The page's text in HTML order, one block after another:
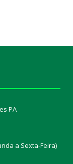
PA
a Sexta-Feira)